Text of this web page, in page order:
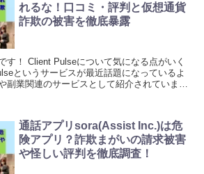
れるな！口コミ・評判と仮想通貨
詐欺の被害を徹底暴露
す！ Client Pulseについて気になる点がいく
というサービスが最近話題になっているよ
副業関連のサービスとして紹介されています
通話アプリsora(Assist Inc.)は危
険アプリ？詐欺まがいの請求被害
や怪しい評判を徹底調査！